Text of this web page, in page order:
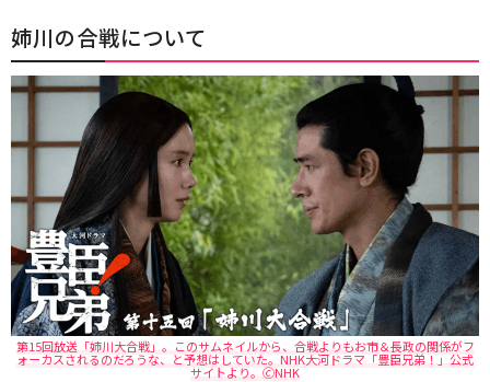
姉川の合戦について
第15回放送「姉川大合戦」。このサムネイルから、合戦よりもお市＆長政の関係がフ
ォーカスされるのだろうな、と予想はしていた。NHK大河ドラマ「豊臣兄弟！」公式
サイトより。🄫NHK